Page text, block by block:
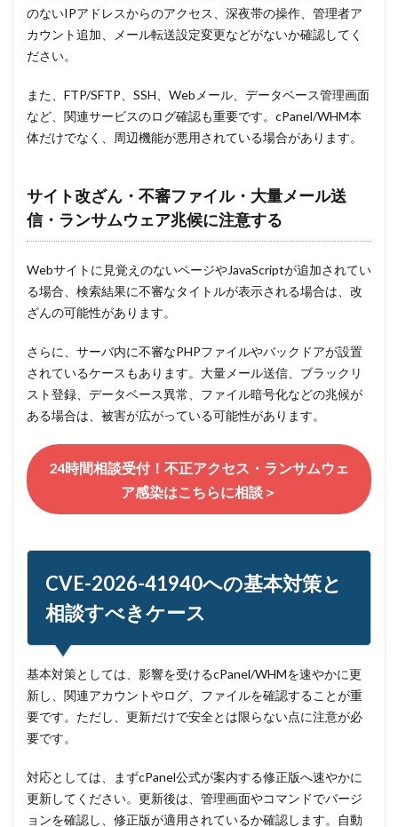
のないIPアドレスからのアクセス、深夜帯の操作、管理者ア
カウント追加、メール転送設定変更などがないか確認してく
ださい。
また、FTP/SFTP、SSH、Webメール、データベース管理画面
など、関連サービスのログ確認も重要です。cPanel/WHM本
体だけでなく、周辺機能が悪用されている場合があります。
サイト改ざん・不審ファイル・大量メール送
信・ランサムウェア兆候に注意する
Webサイトに見覚えのないページやJavaScriptが追加されてい
る場合、検索結果に不審なタイトルが表示される場合は、改
ざんの可能性があります。
さらに、サーバ内に不審なPHPファイルやバックドアが設置
されているケースもあります。大量メール送信、ブラックリ
スト登録、データベース異常、ファイル暗号化などの兆候が
ある場合は、被害が広がっている可能性があります。
24時間相談受付！不正アクセス・ランサムウェ
ア感染はこちらに相談＞
CVE-2026-41940への基本対策と
相談すべきケース
基本対策としては、影響を受けるcPanel/WHMを速やかに更
新し、関連アカウントやログ、ファイルを確認することが重
要です。ただし、更新だけで安全とは限らない点に注意が必
要です。
対応としては、まずcPanel公式が案内する修正版へ速やかに
更新してください。更新後は、管理画面やコマンドでバージ
ョンを確認し、修正版が適用されているか確認します。自動